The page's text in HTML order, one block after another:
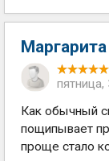
Как обычный
пощипывает
проще стало